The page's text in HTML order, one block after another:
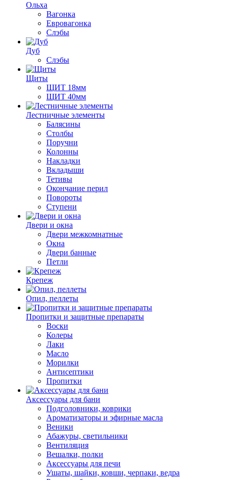
Ольха
Вагонка
Евровагонка
Слэбы
Дуб
Слэбы
Щиты
ЩИТ 18мм
ЩИТ 40мм
Лестничные элементы
Балясины
Столбы
Поручни
Колонны
Накладки
Вкладыши
Тетивы
Окончание перил
Повороты
Ступени
Двери и окна
Двери межкомнатные
Окна
Двери банные
Петли
Крепеж
Опил, пеллеты
Пропитки и защитные препараты
Воски
Колеры
Лаки
Масло
Морилки
Антисептики
Пропитки
Аксессуары для бани
Подголовники, коврики
Ароматизаторы и эфирные масла
Веники
Абажуры, светильники
Вентиляция
Вешалки, полки
Аксессуары для печи
Ушаты, шайки, ковши, черпаки, ведра